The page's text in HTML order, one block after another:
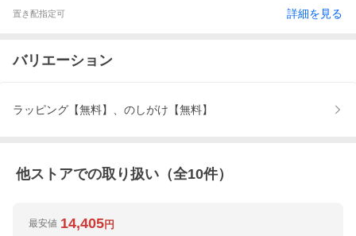
置き配指定可 詳細を見る
バリエーション
ラッピング【無料】、のしがけ【無料】
他ストアでの取り扱い（全10件）
最安値 14,405円